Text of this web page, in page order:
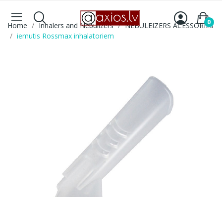
0
Home Inhalers and Nebulizers
NEBULEIZERS ACESSORIES
iemutis Rossmax inhalatoriem